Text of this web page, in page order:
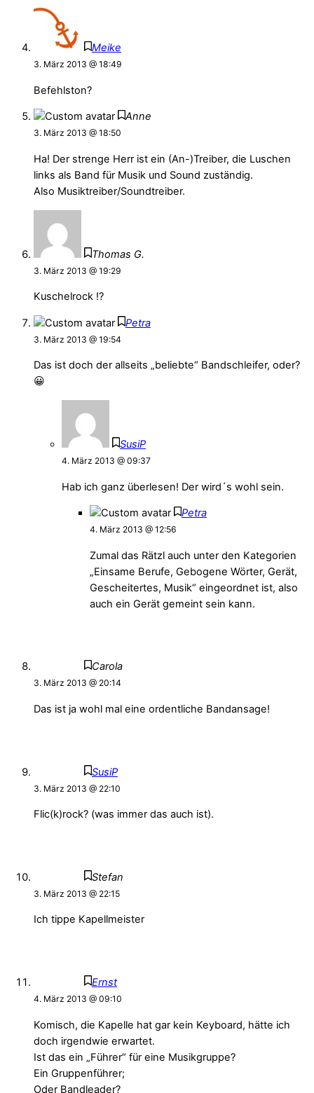
Meike
3. März 2013 @ 18:49
Befehlston?
Anne
3. März 2013 @ 18:50
Ha! Der strenge Herr ist ein (An-)Treiber, die Luschen
links als Band für Musik und Sound zuständig.
Also Musiktreiber/Soundtreiber.
Thomas G.
3. März 2013 @ 19:29
Kuschelrock !?
Petra
3. März 2013 @ 19:54
Das ist doch der allseits „beliebte“ Bandschleifer, oder?
😀
SusiP
4. März 2013 @ 09:37
Hab ich ganz überlesen! Der wird´s wohl sein.
Petra
4. März 2013 @ 12:56
Zumal das Rätzl auch unter den Kategorien
„Einsame Berufe, Gebogene Wörter, Gerät,
Gescheitertes, Musik“ eingeordnet ist, also
auch ein Gerät gemeint sein kann.
Carola
3. März 2013 @ 20:14
Das ist ja wohl mal eine ordentliche Bandansage!
SusiP
3. März 2013 @ 22:10
Flic(k)rock? (was immer das auch ist).
Stefan
3. März 2013 @ 22:15
Ich tippe Kapellmeister
Ernst
4. März 2013 @ 09:10
Komisch, die Kapelle hat gar kein Keyboard, hätte ich
doch irgendwie erwartet.
Ist das ein „Führer“ für eine Musikgruppe?
Ein Gruppenführer;
Oder Bandleader?